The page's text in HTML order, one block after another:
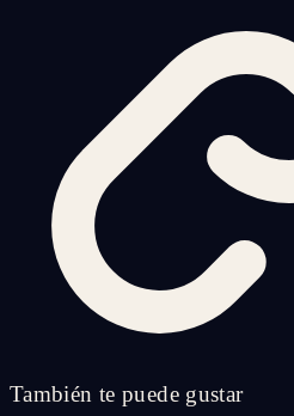
También te puede gustar